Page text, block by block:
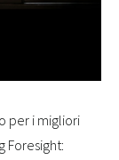
per i migliori
Foresight: